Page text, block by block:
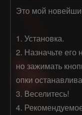
Это мой
1. Установка.
2. Назначьте
но зажимать
опки
3. Веселитесь!
4.